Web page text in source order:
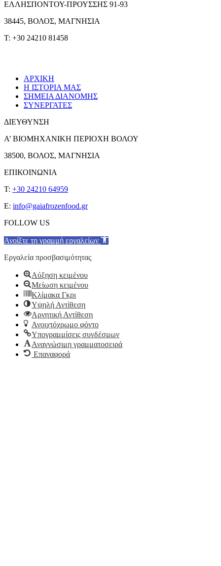
ΕΛΛΗΣΠΟΝΤΟΥ-ΠΡΟΥΣΣΗΣ 91-93
38445, ΒΟΛΟΣ, ΜΑΓΝΗΣΙΑ
T: +30 24210 81458
ΑΡΧΙΚΗ
Η ΙΣΤΟΡΙΑ ΜΑΣ
ΣΗΜΕΙΑ ΔΙΑΝΟΜΗΣ
ΣΥΝΕΡΓΑΤΕΣ
ΔΙΕΥΘΥΝΣΗ
Α’ ΒΙΟΜΗΧΑΝΙΚΗ ΠΕΡΙΟΧΗ ΒΟΛΟΥ
38500, ΒΟΛΟΣ, ΜΑΓΝΗΣΙΑ
ΕΠΙΚΟΙΝΩΝΙΑ
T: +30 24210 64959
E: info@gaiafrozenfood.gr
FOLLOW US
Ανοίξτε τη γραμμή εργαλείων
Εργαλεία προσβασιμότητας
Αύξηση κειμένου
Μείωση κειμένου
Κλίμακα Γκρι
Υψηλή Αντίθεση
Αρνητική Αντίθεση
Ανοιχτόχρωμο φόντο
Υπογραμμίσεις συνδέσμων
Αναγνώσιμη γραμματοσειρά
Επαναφορά